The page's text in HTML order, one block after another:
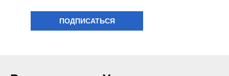
ПОДПИСАТЬСЯ